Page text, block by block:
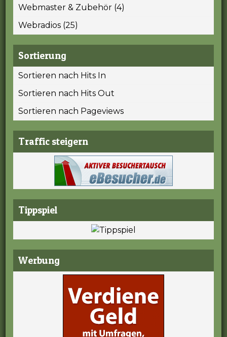
Webmaster & Zubehör (4)
Webradios (25)
Sortierung
Sortieren nach Hits In
Sortieren nach Hits Out
Sortieren nach Pageviews
Traffic steigern
Tippspiel
Werbung